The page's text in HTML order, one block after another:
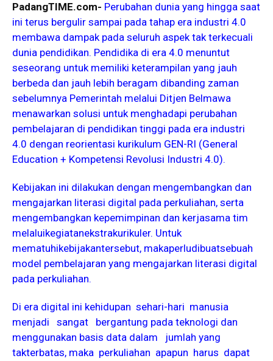
PadangTIME.com- Perubahan dunia yang hingga saat
ini terus bergulir sampai pada tahap era industri 4.0
membawa dampak pada seluruh aspek tak terkecuali
dunia pendidikan. Pendidika di era 4.0 menuntut
seseorang untuk memiliki keterampilan yang jauh
berbeda dan jauh lebih beragam dibanding zaman
sebelumnya Pemerintah melalui Ditjen Belmawa
menawarkan solusi untuk menghadapi perubahan
pembelajaran di pendidikan tinggi pada era industri
4.0 dengan reorientasi kurikulum GEN-RI (General
Education + Kompetensi Revolusi Industri 4.0).
Kebijakan ini dilakukan dengan mengembangkan dan
mengajarkan literasi digital pada perkuliahan, serta
mengembangkan kepemimpinan dan kerjasama tim
melaluikegiatanekstrakurikuler. Untuk
mematuhikebijakantersebut, makaperludibuatsebuah
model pembelajaran yang mengajarkan literasi digital
pada perkuliahan.
Di era digital ini kehidupan sehari-hari manusia
menjadi sangat bergantung pada teknologi dan
menggunakan basis data dalam jumlah yang
takterbatas, maka perkuliahan apapun harus dapat